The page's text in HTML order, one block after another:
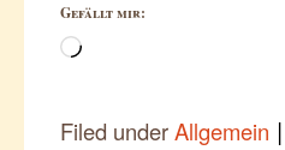
Gefällt mir:
Wird
Filed underAllgemein |